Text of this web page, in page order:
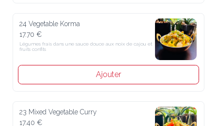
24 Vegetable Korma
17.70 €
Légumes frais dans une sauce douce aux noix de cajou et fruits
confits
Ajouter
23 Mixed Vegetable Curry
17.40 €